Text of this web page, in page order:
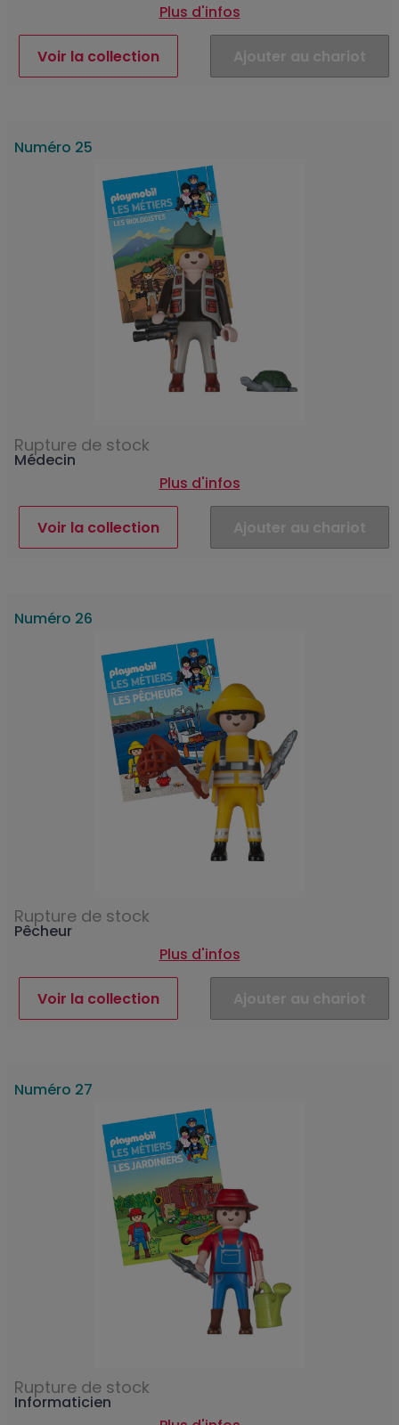
Plus d'infos
Voir la collection Ajouter au chariot
Numéro 25
Rupture de stock
Médecin
Plus d'infos
Voir la collection Ajouter au chariot
Numéro 26
Rupture de stock
Pêcheur
Plus d'infos
Voir la collection Ajouter au chariot
Numéro 27
Rupture de stock
Informaticien